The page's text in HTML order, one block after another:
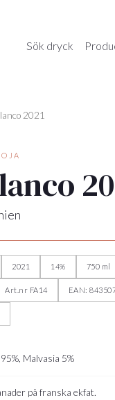
Sök dryck
2021
2021 14% 750 ml
Art.nr FA14 EAN:
Malvasia 5%
på franska ekfat.